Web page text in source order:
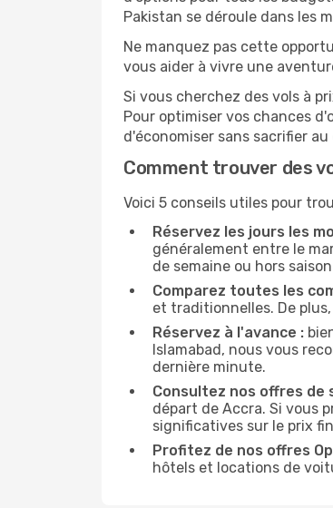
Pakistan se déroule dans les
Ne manquez pas cette
vous aider à vivre une
Si vous cherchez des vols à
Pour optimiser vos chances
d'économiser sans sacrifier
Comment trouver des
Voici 5 conseils utiles pour
Réservez les jours les
généralement entre le
de semaine ou hors
Comparez toutes les
et traditionnelles. De
Réservez à l'avance :
Islamabad, nous vous
dernière minute.
Consultez nos offres de
départ de Accra. Si vous
significatives sur le prix
Profitez de nos offres
hôtels et locations de